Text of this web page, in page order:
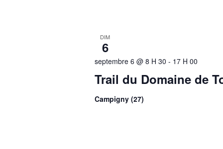
DIM
6
Trail du Domaine de
septembre 6 @ 8 H 30 - 17 H 00
Campigny (27)